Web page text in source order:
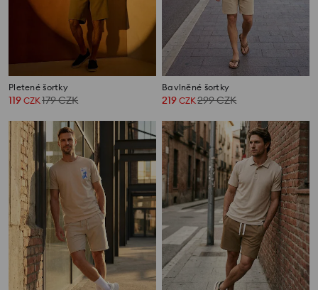
Pletené šortky
119 CZK179CZK
Bavlněné šortky
219 CZK299CZK